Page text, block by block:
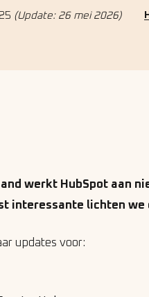
(Update: 26 mei 2026)
werkt HubSpot aan
interessante lichten
updates voor: